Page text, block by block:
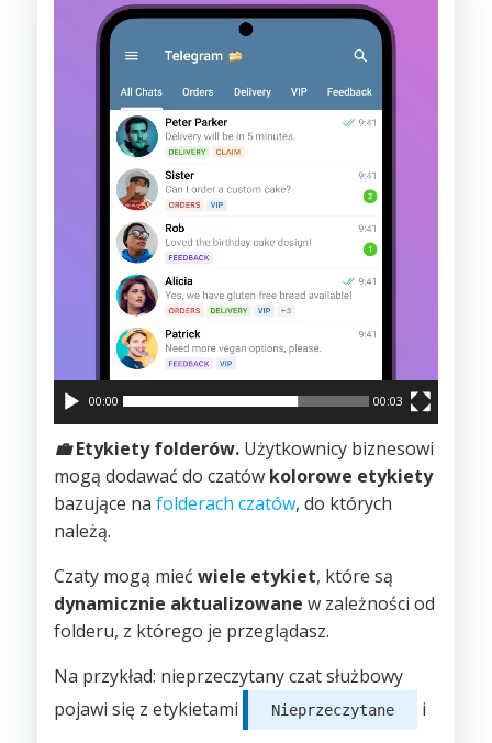
Odtwarzacz
video
00:00 00:03
💼 Etykiety folderów. Użytkownicy biznesowi
mogą dodawać do czatów kolorowe etykiety
bazujące na folderach czatów, do których
należą.
Czaty mogą mieć wiele etykiet, które są
dynamicznie aktualizowane w zależności od
folderu, z którego je przeglądasz.
Na przykład: nieprzeczytany czat służbowy
pojawi się z etykietami
Nieprzeczytane i